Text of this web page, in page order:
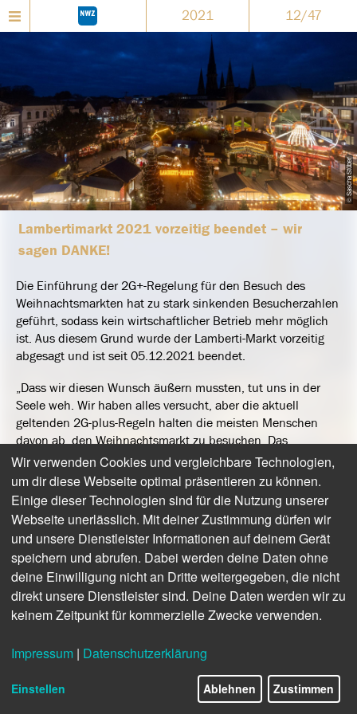
2021 12/47
© Sascha Stüber
Lambertimarkt 2021 vorzeitig beendet – wir
sagen DANKE!
Die Einführung der 2G+-Regelung für den Besuch des
Weihnachtsmarkten hat zu stark sinkenden Besucherzahlen
geführt, sodass kein wirtschaftlicher Betrieb mehr möglich
ist. Aus diesem Grund wurde der Lamberti-Markt vorzeitig
abgesagt und ist seit 05.12.2021 beendet.
„Dass wir diesen Wunsch äußern mussten, tut uns in der
Seele weh. Wir haben alles versucht, aber die aktuell
geltenden 2G-plus-Regeln halten die meisten Menschen
davon ab, den Weihnachtsmarkt zu besuchen. Das
funktioniert wirtschaftlich einfach nicht“, bedauert
Schausteller-Chef Michael Hempen.
Der Schaustellerverband bedankt sich bei allen Besuchern
für die Unterstützung und hofft im nächsten Jahr auf einen
Weihnachtsmarkt ohne Beschränkungen.
Play
Wir verwenden Cookies und vergleichbare Technologien,
um dir diese Webseite optimal präsentieren zu können.
Einige dieser Technologien sind für die Nutzung unserer
Webseite unerlässlich. Mit deiner Zustimmung dürfen wir
und unsere Dienstleister Informationen auf deinem Gerät
speichern und abrufen. Dabei werden deine Daten ohne
deine Einwilligung nicht an Dritte weitergegeben, die nicht
direkt unsere Dienstleister sind. Deine Daten werden wir zu
keinem Zeitpunkt für kommerzielle Zwecke verwenden.
Impressum | Datenschutzerklärung
Einstellen Ablehnen Zustimmen